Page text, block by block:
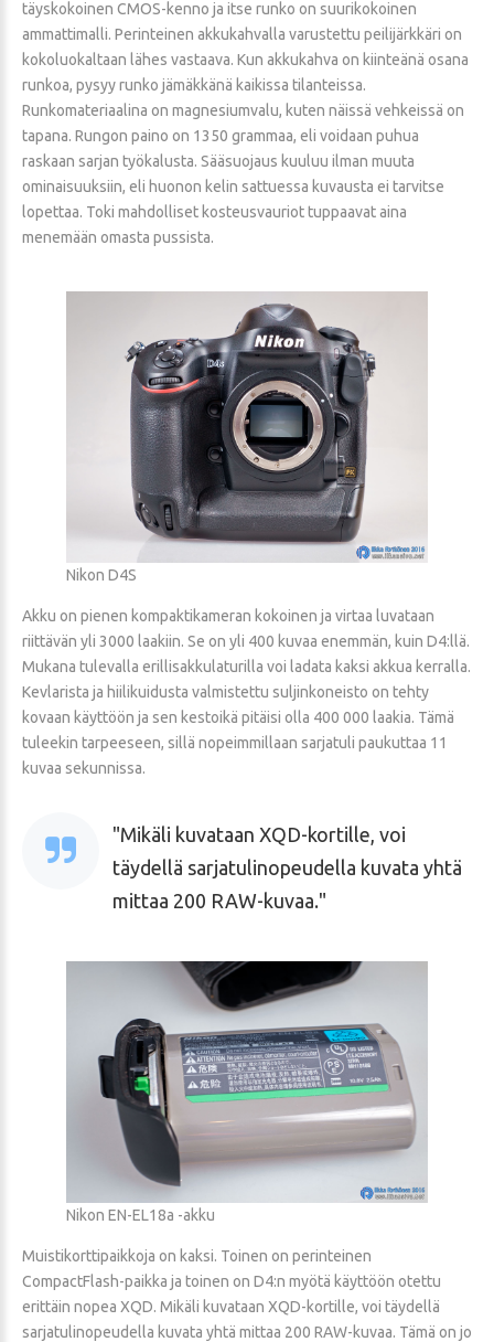
täyskokoinen CMOS-kenno ja itse runko on suurikokoinen
ammattimalli. Perinteinen akkukahvalla varustettu peilijärkkäri on
kokoluokaltaan lähes vastaava. Kun akkukahva on kiinteänä osana
runkoa, pysyy runko jämäkkänä kaikissa tilanteissa.
Runkomateriaalina on magnesiumvalu, kuten näissä vehkeissä on
tapana. Rungon paino on 1350 grammaa, eli voidaan puhua
raskaan sarjan työkalusta. Sääsuojaus kuuluu ilman muuta
ominaisuuksiin, eli huonon kelin sattuessa kuvausta ei tarvitse
lopettaa. Toki mahdolliset kosteusvauriot tuppaavat aina
menemään omasta pussista.
Nikon D4S
Akku on pienen kompaktikameran kokoinen ja virtaa luvataan
riittävän yli 3000 laakiin. Se on yli 400 kuvaa enemmän, kuin D4:llä.
Mukana tulevalla erillisakkulaturilla voi ladata kaksi akkua kerralla.
Kevlarista ja hiilikuidusta valmistettu suljinkoneisto on tehty
kovaan käyttöön ja sen kestoikä pitäisi olla 400 000 laakia. Tämä
tuleekin tarpeeseen, sillä nopeimmillaan sarjatuli paukuttaa 11
kuvaa sekunnissa.
Mikäli kuvataan XQD-kortille, voi
täydellä sarjatulinopeudella kuvata yhtä
mittaa 200 RAW-kuvaa.
Nikon EN-EL18a -akku
Muistikorttipaikkoja on kaksi. Toinen on perinteinen
CompactFlash-paikka ja toinen on D4:n myötä käyttöön otettu
erittäin nopea XQD. Mikäli kuvataan XQD-kortille, voi täydellä
sarjatulinopeudella kuvata yhtä mittaa 200 RAW-kuvaa. Tämä on jo